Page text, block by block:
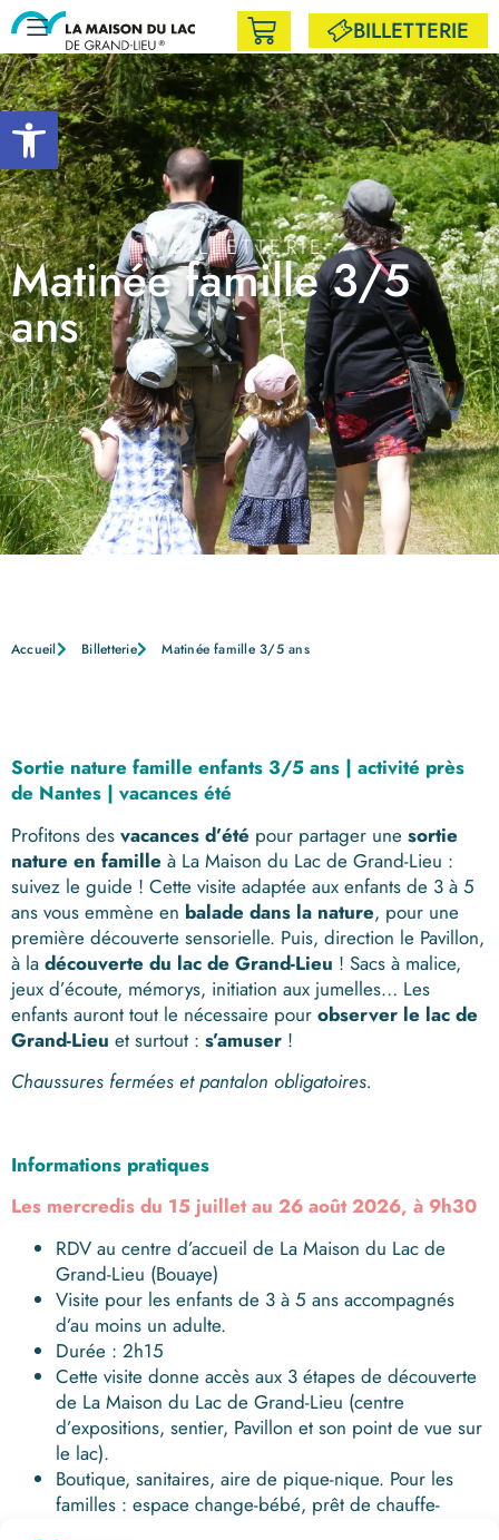
Ouvrir la barre d’outils
BILLETTERIE
BILLETTERIE
Matinée famille 3/5
ans
Accueil Billetterie Matinée famille 3/5 ans
Sortie nature famille enfants 3/5 ans | activité près
de Nantes | vacances été
Profitons des vacances d’été pour partager une sortie
nature en famille à La Maison du Lac de Grand-Lieu :
suivez le guide ! Cette visite adaptée aux enfants de 3 à 5
ans vous emmène en balade dans la nature, pour une
première découverte sensorielle. Puis, direction le Pavillon,
à la découverte du lac de Grand-Lieu ! Sacs à malice,
jeux d’écoute, mémorys, initiation aux jumelles… Les
enfants auront tout le nécessaire pour observer le lac de
Grand-Lieu et surtout : s’amuser !
Chaussures fermées et pantalon obligatoires.
Informations pratiques
Les mercredis du 15 juillet au 26 août 2026, à 9h30
RDV au centre d’accueil de La Maison du Lac de
Grand-Lieu (Bouaye)
Visite pour les enfants de 3 à 5 ans accompagnés
d’au moins un adulte.
Durée : 2h15
Cette visite donne accès aux 3 étapes de découverte
de La Maison du Lac de Grand-Lieu (centre
d’expositions, sentier, Pavillon et son point de vue sur
le lac).
Boutique, sanitaires, aire de pique-nique. Pour les
familles : espace change-bébé, prêt de chauffe-